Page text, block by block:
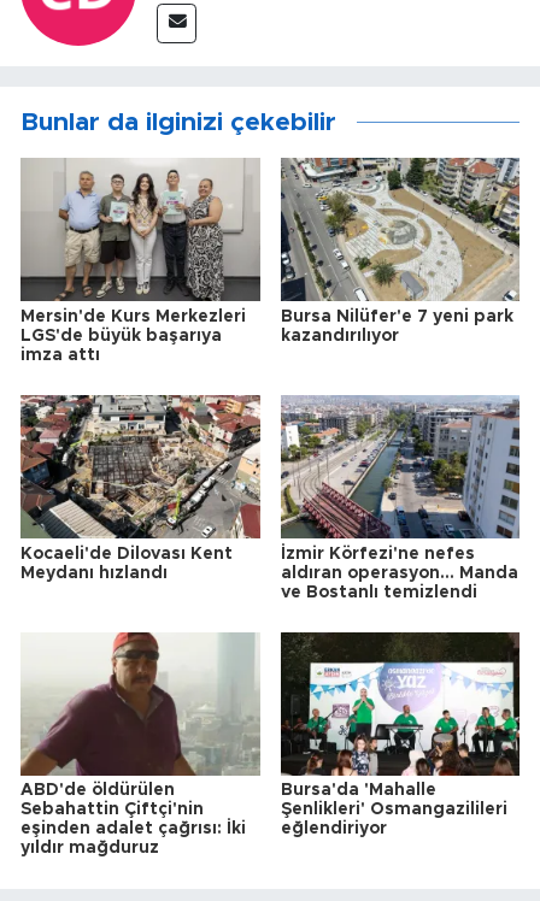
Bunlar da ilginizi çekebilir
Mersin'de Kurs Merkezleri
LGS'de büyük başarıya
imza attı
Bursa Nilüfer'e 7 yeni park
kazandırılıyor
Kocaeli'de Dilovası Kent
Meydanı hızlandı
İzmir Körfezi'ne nefes
aldıran operasyon... Manda
ve Bostanlı temizlendi
ABD'de öldürülen
Sebahattin Çiftçi'nin
eşinden adalet çağrısı: İki
yıldır mağduruz
Bursa'da 'Mahalle
Şenlikleri' Osmangazilileri
eğlendiriyor